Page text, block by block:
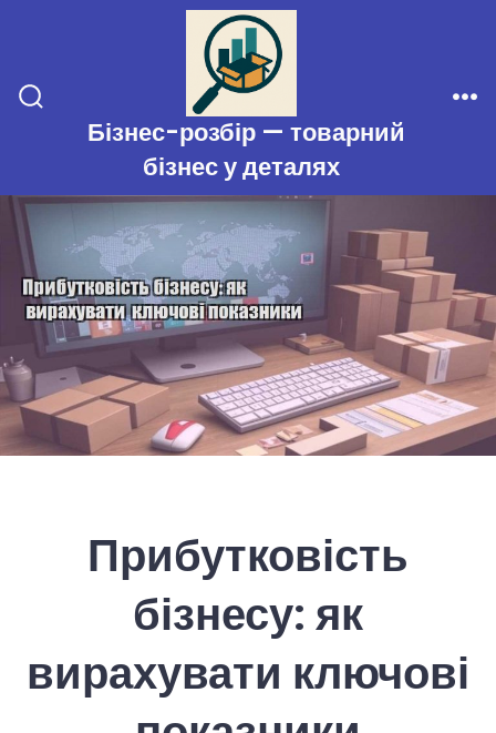
вмісту
Перемикач
пошукуБізнес-розбір — товарний
бізнес у деталях
Прибутковість
бізнесу: як
вирахувати ключові